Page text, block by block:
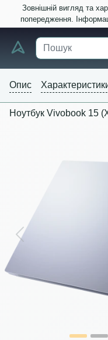
Зовнішній вигляд та
попередження.
Опис
Ноутбук Vivobook 15
Previous